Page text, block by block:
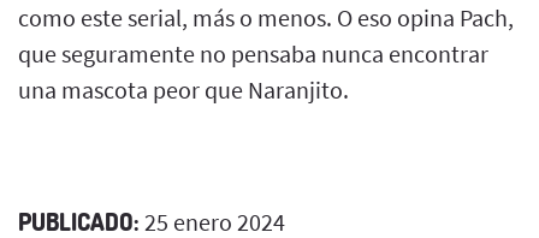
como este serial, más o menos. O eso opina Pach,
que seguramente no pensaba nunca encontrar
una mascota peor que Naranjito.
PUBLICADO: 25 enero 2024